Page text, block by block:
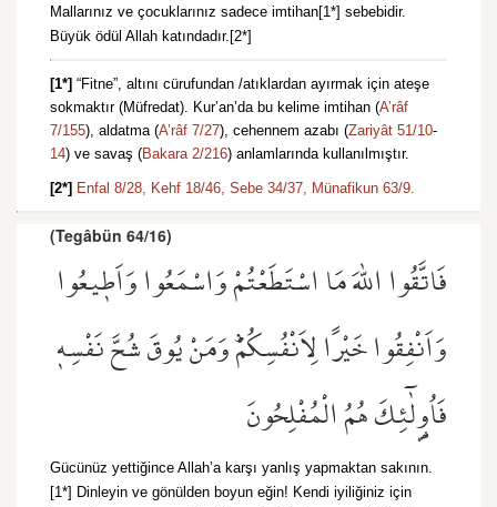
Mallarınız ve çocuklarınız sadece imtihan[1*] sebebidir.
Büyük ödül Allah katındadır.[2*]
[1*] “Fitne”, altını cürufundan /atıklardan ayırmak için ateşe
sokmaktır (Müfredat). Kur’an’da bu kelime imtihan (A’râf
7/155), aldatma (A’râf 7/27), cehennem azabı (Zariyât 51/10-
14) ve savaş (Bakara 2/216) anlamlarında kullanılmıştır.
[2*] Enfal 8/28, Kehf 18/46, Sebe 34/37, Münafikun 63/9.
(Tegâbün 64/16)
فَاتَّقُوا اللّٰهَ مَا اسْتَطَعْتُمْ وَاسْمَعُوا وَاَط۪يعُوا
وَاَنْفِقُوا خَيْرًا لِاَنْفُسِكُمْۜ وَمَنْ يُوقَ شُحَّ نَفْسِه۪
فَاُو۬لٰٓئِكَ هُمُ الْمُفْلِحُونَ
Gücünüz yettiğince Allah’a karşı yanlış yapmaktan sakının.
[1*] Dinleyin ve gönülden boyun eğin! Kendi iyiliğiniz için